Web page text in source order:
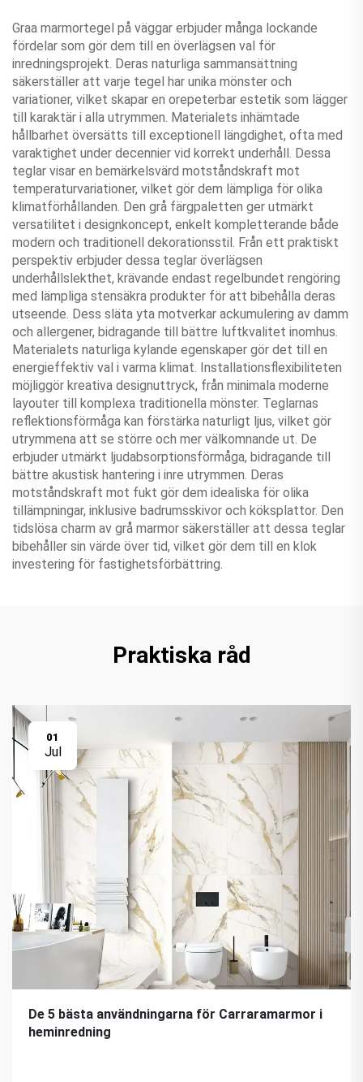
Graa marmortegel på väggar erbjuder många lockande
fördelar som gör dem till en överlägsen val för
inredningsprojekt. Deras naturliga sammansättning
säkerställer att varje tegel har unika mönster och
variationer, vilket skapar en orepeterbar estetik som lägger
till karaktär i alla utrymmen. Materialets inhämtade
hållbarhet översätts till exceptionell längdighet, ofta med
varaktighet under decennier vid korrekt underhåll. Dessa
teglar visar en bemärkelsvärd motståndskraft mot
temperaturvariationer, vilket gör dem lämpliga för olika
klimatförhållanden. Den grå färgpaletten ger utmärkt
versatilitet i designkoncept, enkelt kompletterande både
modern och traditionell dekorationsstil. Från ett praktiskt
perspektiv erbjuder dessa teglar överlägsen
underhållslekthet, krävande endast regelbundet rengöring
med lämpliga stensäkra produkter för att bibehålla deras
utseende. Dess släta yta motverkar ackumulering av damm
och allergener, bidragande till bättre luftkvalitet inomhus.
Materialets naturliga kylande egenskaper gör det till en
energieffektiv val i varma klimat. Installationsflexibiliteten
möjliggör kreativa designuttryck, från minimala moderne
layouter till komplexa traditionella mönster. Teglarnas
reflektionsförmåga kan förstärka naturligt ljus, vilket gör
utrymmena att se större och mer välkomnande ut. De
erbjuder utmärkt ljudabsorptionsförmåga, bidragande till
bättre akustisk hantering i inre utrymmen. Deras
motståndskraft mot fukt gör dem idealiska för olika
tillämpningar, inklusive badrumsskivor och köksplattor. Den
tidslösa charm av grå marmor säkerställer att dessa teglar
bibehåller sin värde över tid, vilket gör dem till en klok
investering för fastighetsförbättring.
Praktiska råd
01
Jul
De 5 bästa användningarna för Carraramarmor i
heminredning